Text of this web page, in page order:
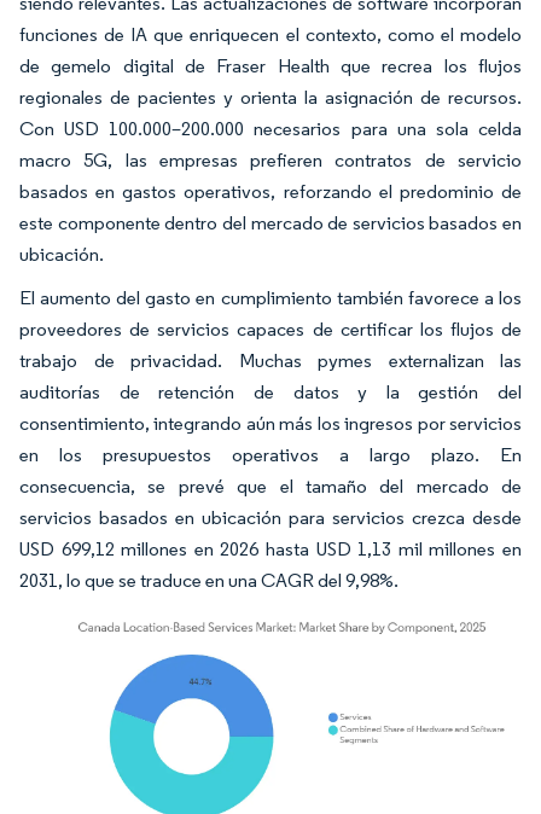
funciones de IA que enriquecen el contexto, como el modelo
de gemelo digital de Fraser Health que recrea los flujos
regionales de pacientes y orienta la asignación de recursos.
Con USD 100.000–200.000 necesarios para una sola celda
macro 5G, las empresas prefieren contratos de servicio
basados en gastos operativos, reforzando el predominio de
este componente dentro del mercado de servicios basados en
ubicación.
El aumento del gasto en cumplimiento también favorece a los
proveedores de servicios capaces de certificar los flujos de
trabajo de privacidad. Muchas pymes externalizan las
auditorías de retención de datos y la gestión del
consentimiento, integrando aún más los ingresos por servicios
en los presupuestos operativos a largo plazo. En
consecuencia, se prevé que el tamaño del mercado de
servicios basados en ubicación para servicios crezca desde
USD 699,12 millones en 2026 hasta USD 1,13 mil millones en
2031, lo que se traduce en una CAGR del 9,98%.